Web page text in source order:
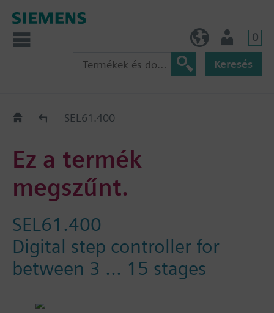
0
Keresés
Régi-Új Kiváltási segédlet
SEL61.400
Ez a termék
megszűnt.
SEL61.400
Digital step controller for
between 3 ... 15 stages